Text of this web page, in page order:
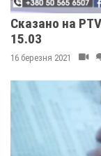
Сказано на
15.03
16 березня 2021